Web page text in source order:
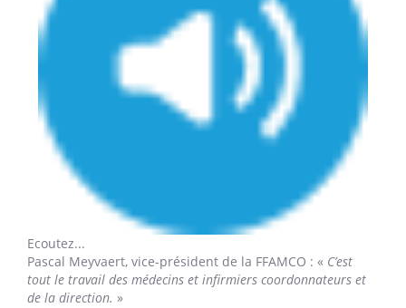
Ecoutez...
Pascal Meyvaert, vice-président de la FFAMCO : « C’est
tout le travail des médecins et infirmiers coordonnateurs et
de la direction. »